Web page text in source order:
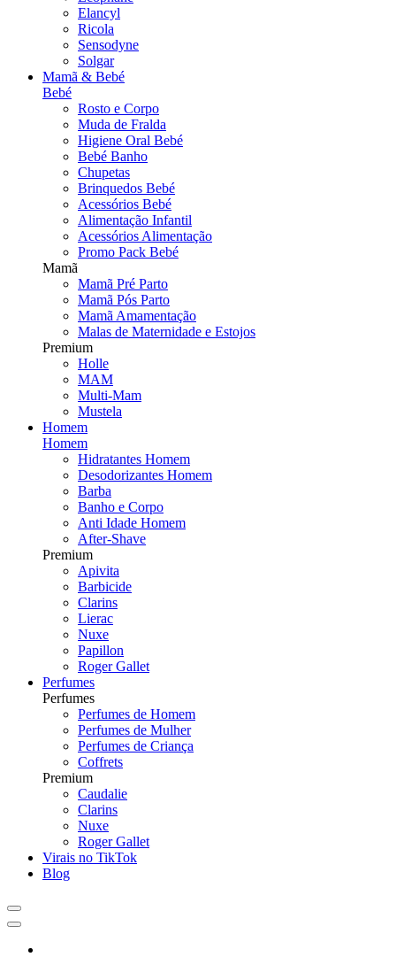
Elancyl
Ricola
Sensodyne
Solgar
Mamã & Bebé
Bebé
Rosto e Corpo
Muda de Fralda
Higiene Oral Bebé
Bebé Banho
Chupetas
Brinquedos Bebé
Acessórios Bebé
Alimentação Infantil
Acessórios Alimentação
Promo Pack Bebé
Mamã
Mamã Pré Parto
Mamã Pós Parto
Mamã Amamentação
Malas de Maternidade e Estojos
Premium
Holle
MAM
Multi-Mam
Mustela
Homem
Homem
Hidratantes Homem
Desodorizantes Homem
Barba
Banho e Corpo
Anti Idade Homem
After-Shave
Premium
Apivita
Barbicide
Clarins
Lierac
Nuxe
Papillon
Roger Gallet
Perfumes
Perfumes
Perfumes de Homem
Perfumes de Mulher
Perfumes de Criança
Coffrets
Premium
Caudalie
Clarins
Nuxe
Roger Gallet
Virais no TikTok
Blog